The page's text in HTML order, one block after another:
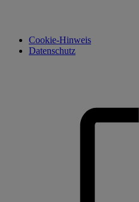
Cookie-Hinweis
Datenschutz